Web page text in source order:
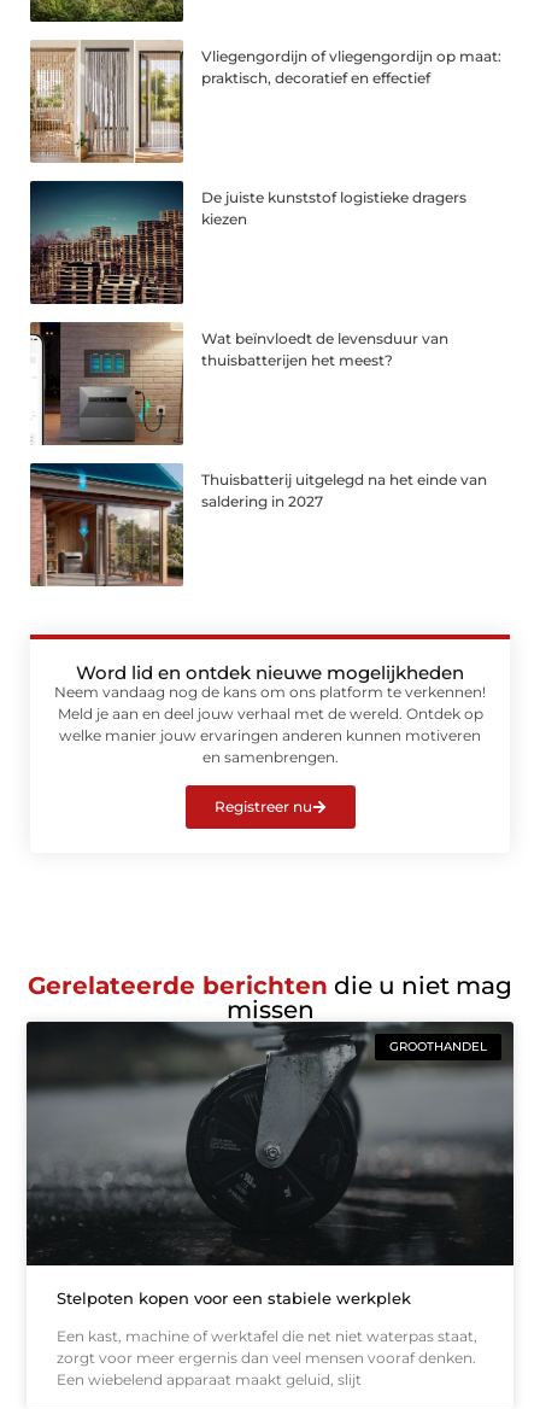
Vliegengordijn of vliegengordijn op maat:
praktisch, decoratief en effectief
De juiste kunststof logistieke dragers
kiezen
Wat beïnvloedt de levensduur van
thuisbatterijen het meest?
Thuisbatterij uitgelegd na het einde van
saldering in 2027
Word lid en ontdek nieuwe mogelijkheden
Neem vandaag nog de kans om ons platform te verkennen!
Meld je aan en deel jouw verhaal met de wereld. Ontdek op
welke manier jouw ervaringen anderen kunnen motiveren
en samenbrengen.
Registreer nu
Gerelateerde berichten die u niet mag
missen
GROOTHANDEL
Stelpoten kopen voor een stabiele werkplek
Een kast, machine of werktafel die net niet waterpas staat,
zorgt voor meer ergernis dan veel mensen vooraf denken.
Een wiebelend apparaat maakt geluid, slijt